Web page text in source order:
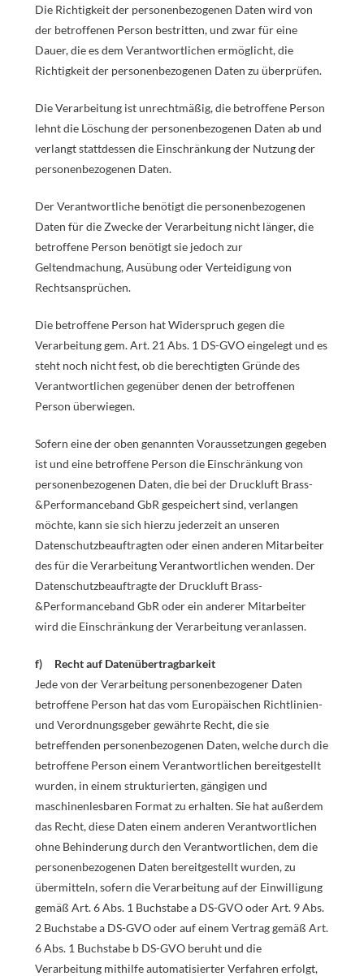
Die Richtigkeit der personenbezogenen Daten wird von
der betroffenen Person bestritten, und zwar für eine
Dauer, die es dem Verantwortlichen ermöglicht, die
Richtigkeit der personenbezogenen Daten zu überprüfen.
Die Verarbeitung ist unrechtmäßig, die betroffene Person
lehnt die Löschung der personenbezogenen Daten ab und
verlangt stattdessen die Einschränkung der Nutzung der
personenbezogenen Daten.
Der Verantwortliche benötigt die personenbezogenen
Daten für die Zwecke der Verarbeitung nicht länger, die
betroffene Person benötigt sie jedoch zur
Geltendmachung, Ausübung oder Verteidigung von
Rechtsansprüchen.
Die betroffene Person hat Widerspruch gegen die
Verarbeitung gem. Art. 21 Abs. 1 DS-GVO eingelegt und es
steht noch nicht fest, ob die berechtigten Gründe des
Verantwortlichen gegenüber denen der betroffenen
Person überwiegen.
Sofern eine der oben genannten Voraussetzungen gegeben
ist und eine betroffene Person die Einschränkung von
personenbezogenen Daten, die bei der Druckluft Brass-
&Performanceband GbR gespeichert sind, verlangen
möchte, kann sie sich hierzu jederzeit an unseren
Datenschutzbeauftragten oder einen anderen Mitarbeiter
des für die Verarbeitung Verantwortlichen wenden. Der
Datenschutzbeauftragte der Druckluft Brass-
&Performanceband GbR oder ein anderer Mitarbeiter
wird die Einschränkung der Verarbeitung veranlassen.
f) Recht auf Datenübertragbarkeit
Jede von der Verarbeitung personenbezogener Daten
betroffene Person hat das vom Europäischen Richtlinien-
und Verordnungsgeber gewährte Recht, die sie
betreffenden personenbezogenen Daten, welche durch die
betroffene Person einem Verantwortlichen bereitgestellt
wurden, in einem strukturierten, gängigen und
maschinenlesbaren Format zu erhalten. Sie hat außerdem
das Recht, diese Daten einem anderen Verantwortlichen
ohne Behinderung durch den Verantwortlichen, dem die
personenbezogenen Daten bereitgestellt wurden, zu
übermitteln, sofern die Verarbeitung auf der Einwilligung
gemäß Art. 6 Abs. 1 Buchstabe a DS-GVO oder Art. 9 Abs.
2 Buchstabe a DS-GVO oder auf einem Vertrag gemäß Art.
6 Abs. 1 Buchstabe b DS-GVO beruht und die
Verarbeitung mithilfe automatisierter Verfahren erfolgt,